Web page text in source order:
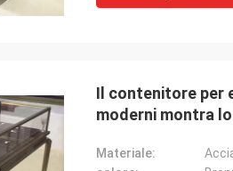
ora sembra ordinato. E sto spianando
fare una sala d'esposizione per le
sport. Aiutimi a progettarlo più
successivamente.
Il contenitore per
moderni montra
Materiale: